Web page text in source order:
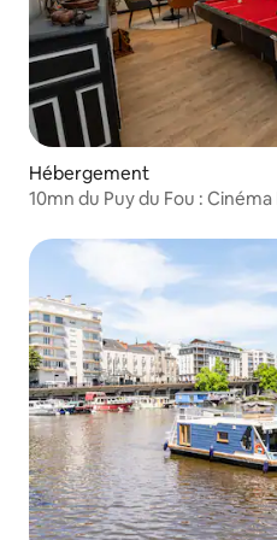
Hébergement
10mn du Puy du Fou : Cinéma